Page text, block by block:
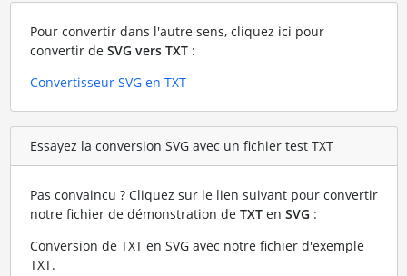
Pour convertir dans l'autre sens, cliquez ici pour
convertir de SVG vers TXT:
Convertisseur SVG en TXT
Essayez la conversion SVG avec un fichier test TXT
Pas convaincu ? Cliquez sur le lien suivant pour convertir
notre fichier de démonstration de TXTen SVG :
Conversion de TXT en SVG avec notre fichier d'exemple
TXT.